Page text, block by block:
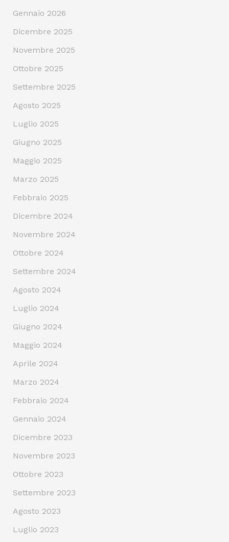
Gennaio 2026
Dicembre 2025
Novembre 2025
Ottobre 2025
Settembre 2025
Agosto 2025
Luglio 2025
Giugno 2025
Maggio 2025
Marzo 2025
Febbraio 2025
Dicembre 2024
Novembre 2024
Ottobre 2024
Settembre 2024
Agosto 2024
Luglio 2024
Giugno 2024
Maggio 2024
Aprile 2024
Marzo 2024
Febbraio 2024
Gennaio 2024
Dicembre 2023
Novembre 2023
Ottobre 2023
Settembre 2023
Agosto 2023
Luglio 2023